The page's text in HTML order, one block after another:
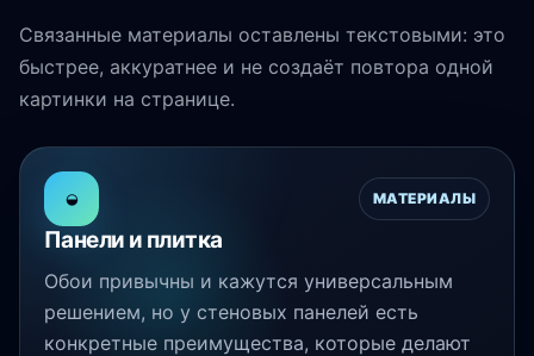
Связанные материалы оставлены текстовыми: это
быстрее, аккуратнее и не создаёт повтора одной
картинки на странице.
◒ МАТЕРИАЛЫ
Панели и плитка
Обои привычны и кажутся универсальным
решением, но у стеновых панелей есть
конкретные преимущества, которые делают